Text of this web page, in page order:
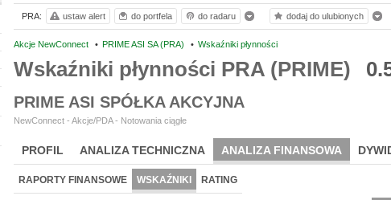
Akcje NewConnect • PRIME ASI SA (PRA) • Wskaźniki płynności
Wskaźniki płynności PRA (PRIME)
PRIME ASI SPÓŁKA AKCYJNA
NewConnect - Akcje/PDA - Notowania ciągłe
PROFIL ANALIZA TECHNICZNA ANALIZA FINANSOWA
RAPORTY FINANSOWE WSKAŹNIKI RATING
PRA: ustaw alert do portfela do radaru dodaj do ulubionych
69